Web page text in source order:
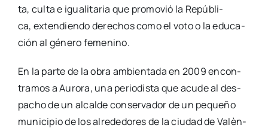
ta, cul­ta e igua­li­ta­ria que pro­mo­vió la Repú­bli­
ca, exten­dien­do dere­chos como el voto o la edu­ca­
ción al géne­ro feme­nino.
En la par­te de la obra ambien­ta­da en 2009 encon­
tra­mos a Auro­ra, una perio­dis­ta que acu­de al des­
pa­cho de un alcal­de con­ser­va­dor de un peque­ño
muni­ci­pio de los alre­de­do­res de la ciu­dad de Valèn­